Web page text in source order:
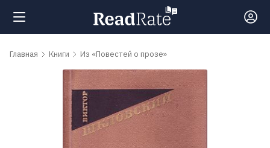
Поиск
Главная Книги Из «Повестей о прозе»